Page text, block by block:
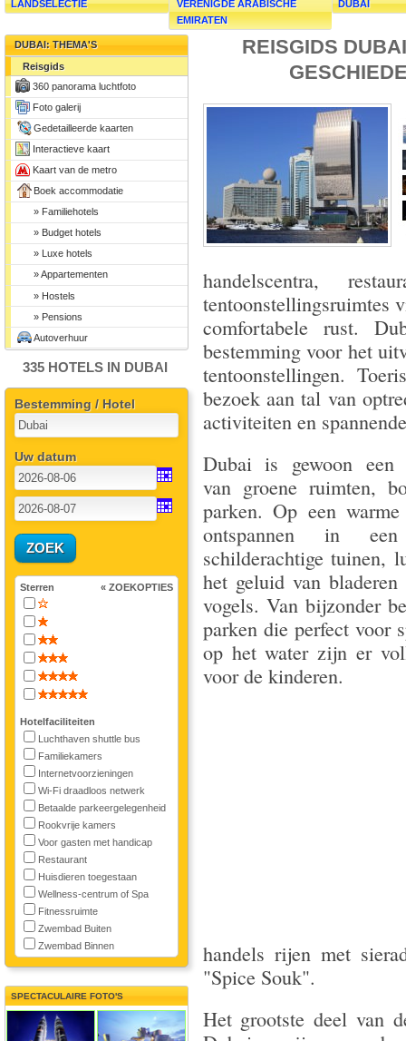
LANDSELECTIE
VERENIGDE ARABISCHE
EMIRATEN
DUBAI
DUBAI: THEMA'S
Reisgids
360 panorama luchtfoto
Foto galerij
Gedetailleerde kaarten
Interactieve kaart
Kaart van de metro
Boek accommodatie
» Familiehotels
» Budget hotels
» Luxe hotels
» Appartementen
» Hostels
» Pensions
Autoverhuur
335 HOTELS IN DUBAI
Bestemming / Hotel
Uw datum
Sterren « ZOEKOPTIES
Hotelfaciliteiten
Luchthaven shuttle bus
Familiekamers
Internetvoorzieningen
Wi-Fi draadloos netwerk
Betaalde parkeergelegenheid
Rookvrije kamers
Voor gasten met handicap
Restaurant
Huisdieren toegestaan
Wellness-centrum of Spa
Fitnessruimte
Zwembad Buiten
Zwembad Binnen
SPECTACULAIRE FOTO'S
REISGIDS
handelscentra,
tentoonstellingsruimtes
comfortabele rust.
bestemming voor het
tentoonstellingen.
bezoek aan tal van
activiteiten en
Dubai is gewoon een
van groene ruimten,
parken. Op een
ontspannen in
schilderachtige tuinen,
het geluid van bladeren
vogels. Van bijzonder
parken die perfect voor
op het water zijn er
voor de kinderen.
handels rijen met
"Spice Souk".
Het grootste deel van